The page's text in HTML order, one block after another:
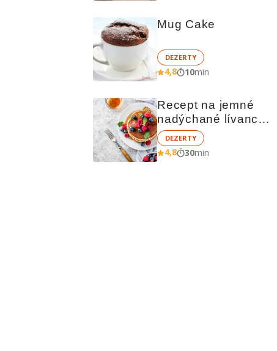
Mug Cake
DEZERTY
4,8 10min
Recept na jemné
nadýchané lívance
jako od babičky
DEZERTY
4,8 30min